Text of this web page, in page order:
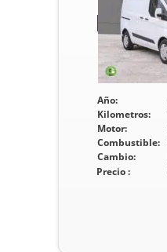
Año:
Kilometros:
Motor:
Combustible:
Cambio:
Precio :